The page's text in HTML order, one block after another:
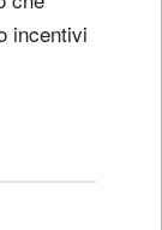
incentivi